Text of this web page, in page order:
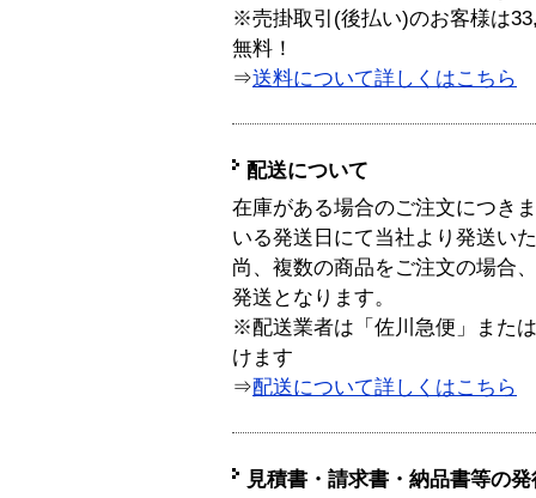
※売掛取引(後払い)のお客様は
無料！
⇒送料について詳しくはこちら
配送について
在庫がある場合のご注文につき
いる発送日にて当社より発送い
尚、複数の商品をご注文の場合
発送となります。
※配送業者は「佐川急便」また
けます
⇒配送について詳しくはこちら
見積書・請求書・納品書等の